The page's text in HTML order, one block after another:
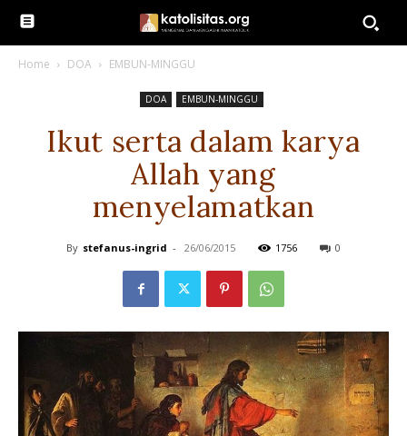
Home DOA EMBUN-MINGGU
DOA EMBUN-MINGGU
Ikut serta dalam karya
Allah yang
menyelamatkan
By stefanus-ingrid - 26/06/2015 1756 0